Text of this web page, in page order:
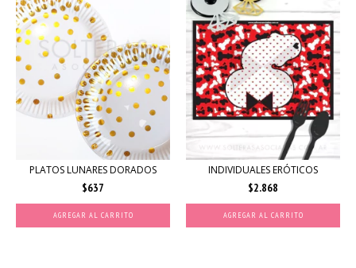
PLATOS LUNARES DORADOS
$637
AGREGAR AL CARRITO
INDIVIDUALES ERÓTICOS
$2.868
AGREGAR AL CARRITO